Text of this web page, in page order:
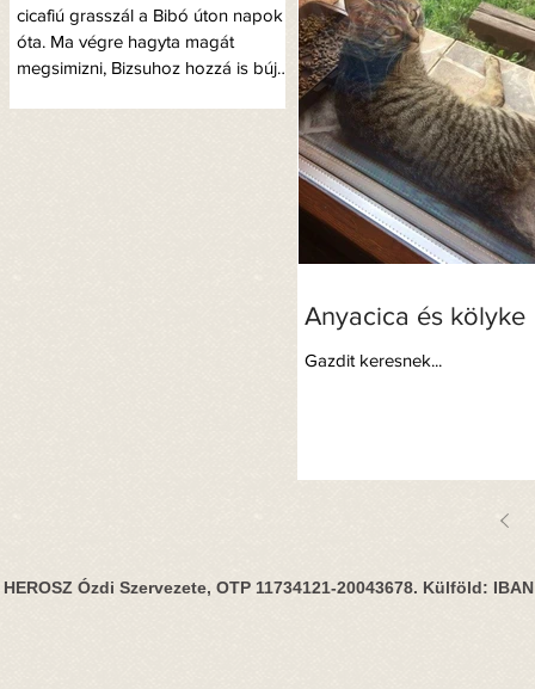
cicafiú grasszál a Bibó úton napok
óta. Ma végre hagyta magát
megsimizni, Bizsuhoz hozzá is bújt.
Anyacica és kölyke
Gazdit keresnek...
HEROSZ Ózdi Szervezete, OTP 11734121-20043678. Külföld: